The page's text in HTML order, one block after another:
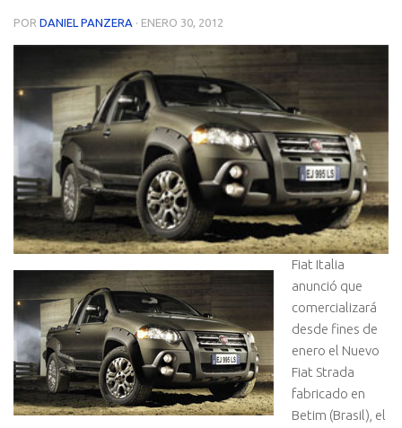
POR DANIEL PANZERA · ENERO 30, 2012
Fiat Italia
anunció que
comercializará
desde fines de
enero el Nuevo
Fiat Strada
fabricado en
Betim (Brasil), el